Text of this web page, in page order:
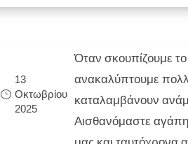
13
Οκτωβρίου
2025
Όταν σκουπίζουμε το
ανακαλύπτουμε
καταλαμβάνουν
Αισθανόμαστε